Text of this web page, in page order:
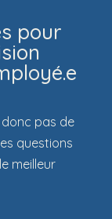
pour
donc pas de
questions
meilleur